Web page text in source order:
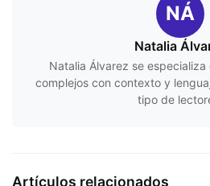
NÁ
Natalia
Natalia Álvarez se
complejos con contexto y
tipo de
Artículos relacionados